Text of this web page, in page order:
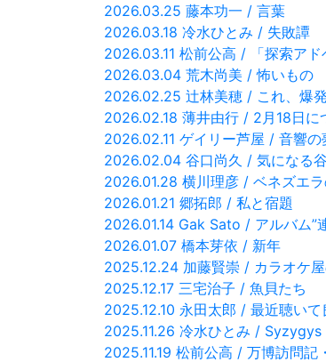
2026.03.25 藤本功一 / 言葉
2026.03.18 冷水ひとみ / 失敗
2026.03.11 松前公高 / 「探索ア
2026.03.04 荒木尚美 / 怖いもの
2026.02.25 辻林美穂 / これ、爆
2026.02.18 薄井由行 / 2月18日に
2026.02.11 ゲイリー芦屋 / 音響
2026.02.04 谷口尚久 / 気になる
2026.01.28 横川理彦 / ベネズエ
2026.01.21 郷拓郎 / 私と宿題
2026.01.14 Gak Sato / アルバム”
2026.01.07 橋本芽依 / 新年
2025.12.24 加藤賢崇 / カラオケ
2025.12.17 三宅治子 / 魚貝たち
2025.12.10 永田太郎 / 最近聴いて
2025.11.26 冷水ひとみ / Syzygys
2025.11.19 松前公高 / 万博訪問記